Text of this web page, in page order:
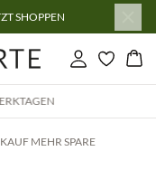
SHOPPEN
Einloggen
KAUF MEHR SPARE